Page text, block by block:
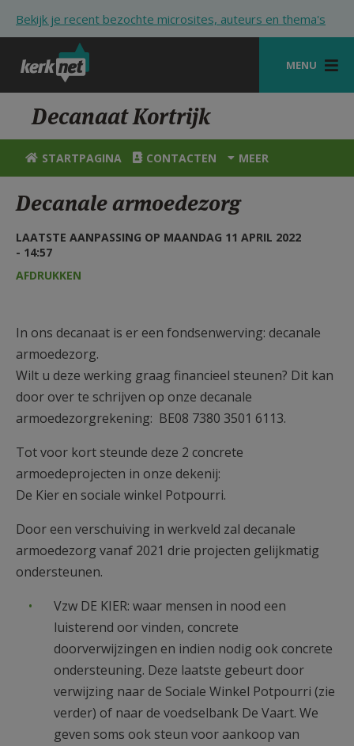
Bekijk je recent bezochte microsites, auteurs en thema's
MENU
STARTPAGINA
KERK
VIERINGEN
SHOP
ZOEKEN
HULP
MIJN PAROCHIE
AANMELDEN OF REGISTREREN
Decanaat Kortrijk
STARTPAGINA CONTACTEN MEER
Decanale armoedezorg
LAATSTE AANPASSING OP MAANDAG 11 APRIL 2022
- 14:57
AFDRUKKEN
In ons decanaat is er een fondsenwerving: decanale
armoedezorg.
Wilt u deze werking graag financieel steunen? Dit kan
door over te schrijven op onze decanale
armoedezorgrekening: BE08 7380 3501 6113.
Tot voor kort steunde deze 2 concrete
armoedeprojecten in onze dekenij:
De Kier en sociale winkel Potpourri.
Door een verschuiving in werkveld zal decanale
armoedezorg vanaf 2021 drie projecten gelijkmatig
ondersteunen.
Vzw DE KIER: waar mensen in nood een
luisterend oor vinden, concrete
doorverwijzingen en indien nodig ook concrete
ondersteuning. Deze laatste gebeurt door
verwijzing naar de Sociale Winkel Potpourri (zie
verder) of naar de voedselbank De Vaart. We
geven soms ook steun voor aankoop van